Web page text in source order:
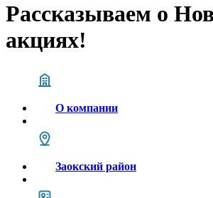
Рассказываем о
акциях!
О компании
Заокский район